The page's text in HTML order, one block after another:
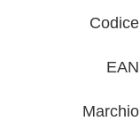
Codice
EAN
Marchio